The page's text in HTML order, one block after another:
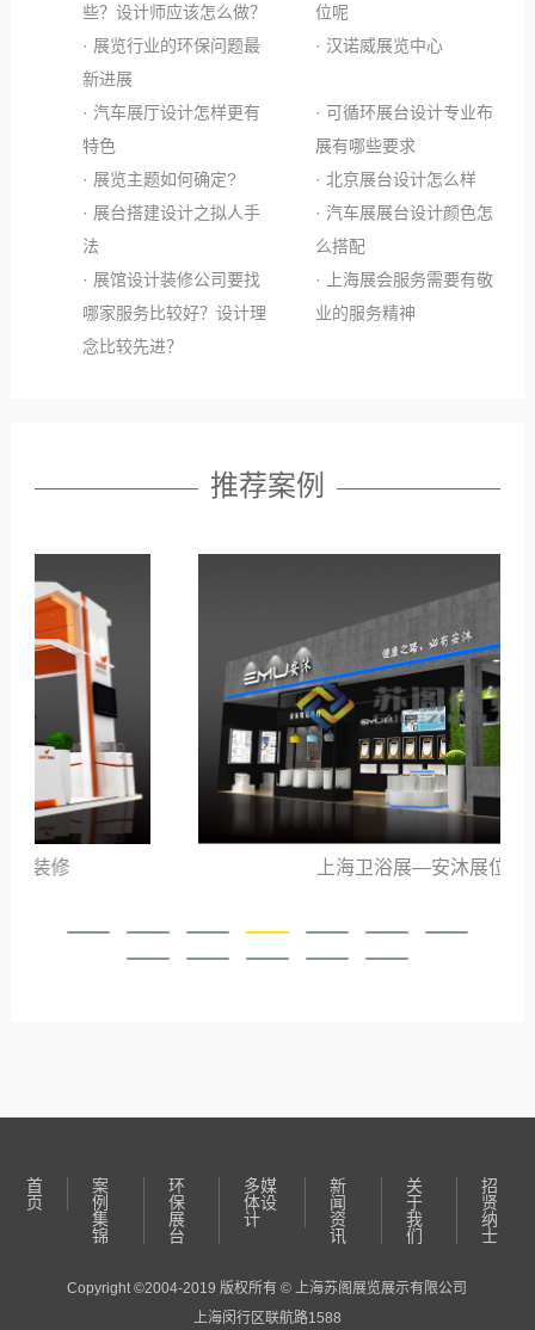
些？设计师应该怎么做？
位呢
· 展览行业的环保问题最
新进展
· 汉诺威展览中心
· 汽车展厅设计怎样更有
特色
· 可循环展台设计专业布
展有哪些要求
· 展览主题如何确定?
· 北京展台设计怎么样
· 展台搭建设计之拟人手
法
· 汽车展展台设计颜色怎
么搭配
· 展馆设计装修公司要找
哪家服务比较好？设计理
念比较先进？
· 上海展会服务需要有敬
业的服务精神
推荐案例
上海卫浴展—安沐展位布置
首
页
案
例
集
锦
环
保
展
台
多媒
体设
计
新
闻
资
讯
关
于
我
们
招
贤
纳
士
Copyright ©2004-2019 版权所有 © 上海苏阁展览展示有限公司
上海闵行区联航路1588